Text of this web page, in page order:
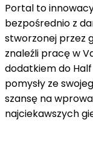
Portal to
bezpośrednio z
stworzonej przez
znaleźli pracę w
dodatkiem do Half
pomysły ze
szansę na
najciekawszych